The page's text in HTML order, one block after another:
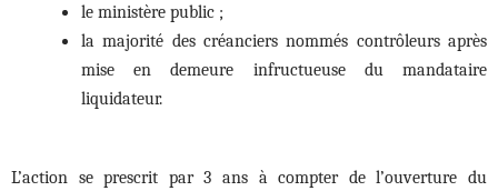
le ministère public ;
la majorité des créanciers nommés contrôleurs après
mise en demeure infructueuse du mandataire
liquidateur.
L’action se prescrit par 3 ans à compter de l’ouverture du